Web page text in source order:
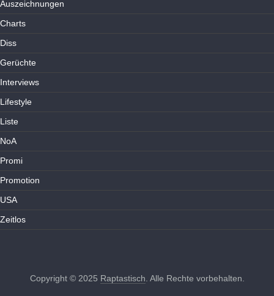
Auszeichnungen
Charts
Diss
Gerüchte
Interviews
Lifestyle
Liste
NoA
Promi
Promotion
USA
Zeitlos
Copyright © 2025 Raptastisch. Alle Rechte vorbehalten.